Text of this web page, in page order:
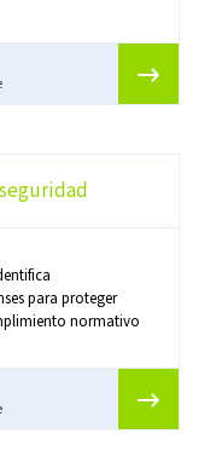
para proteger
normativo